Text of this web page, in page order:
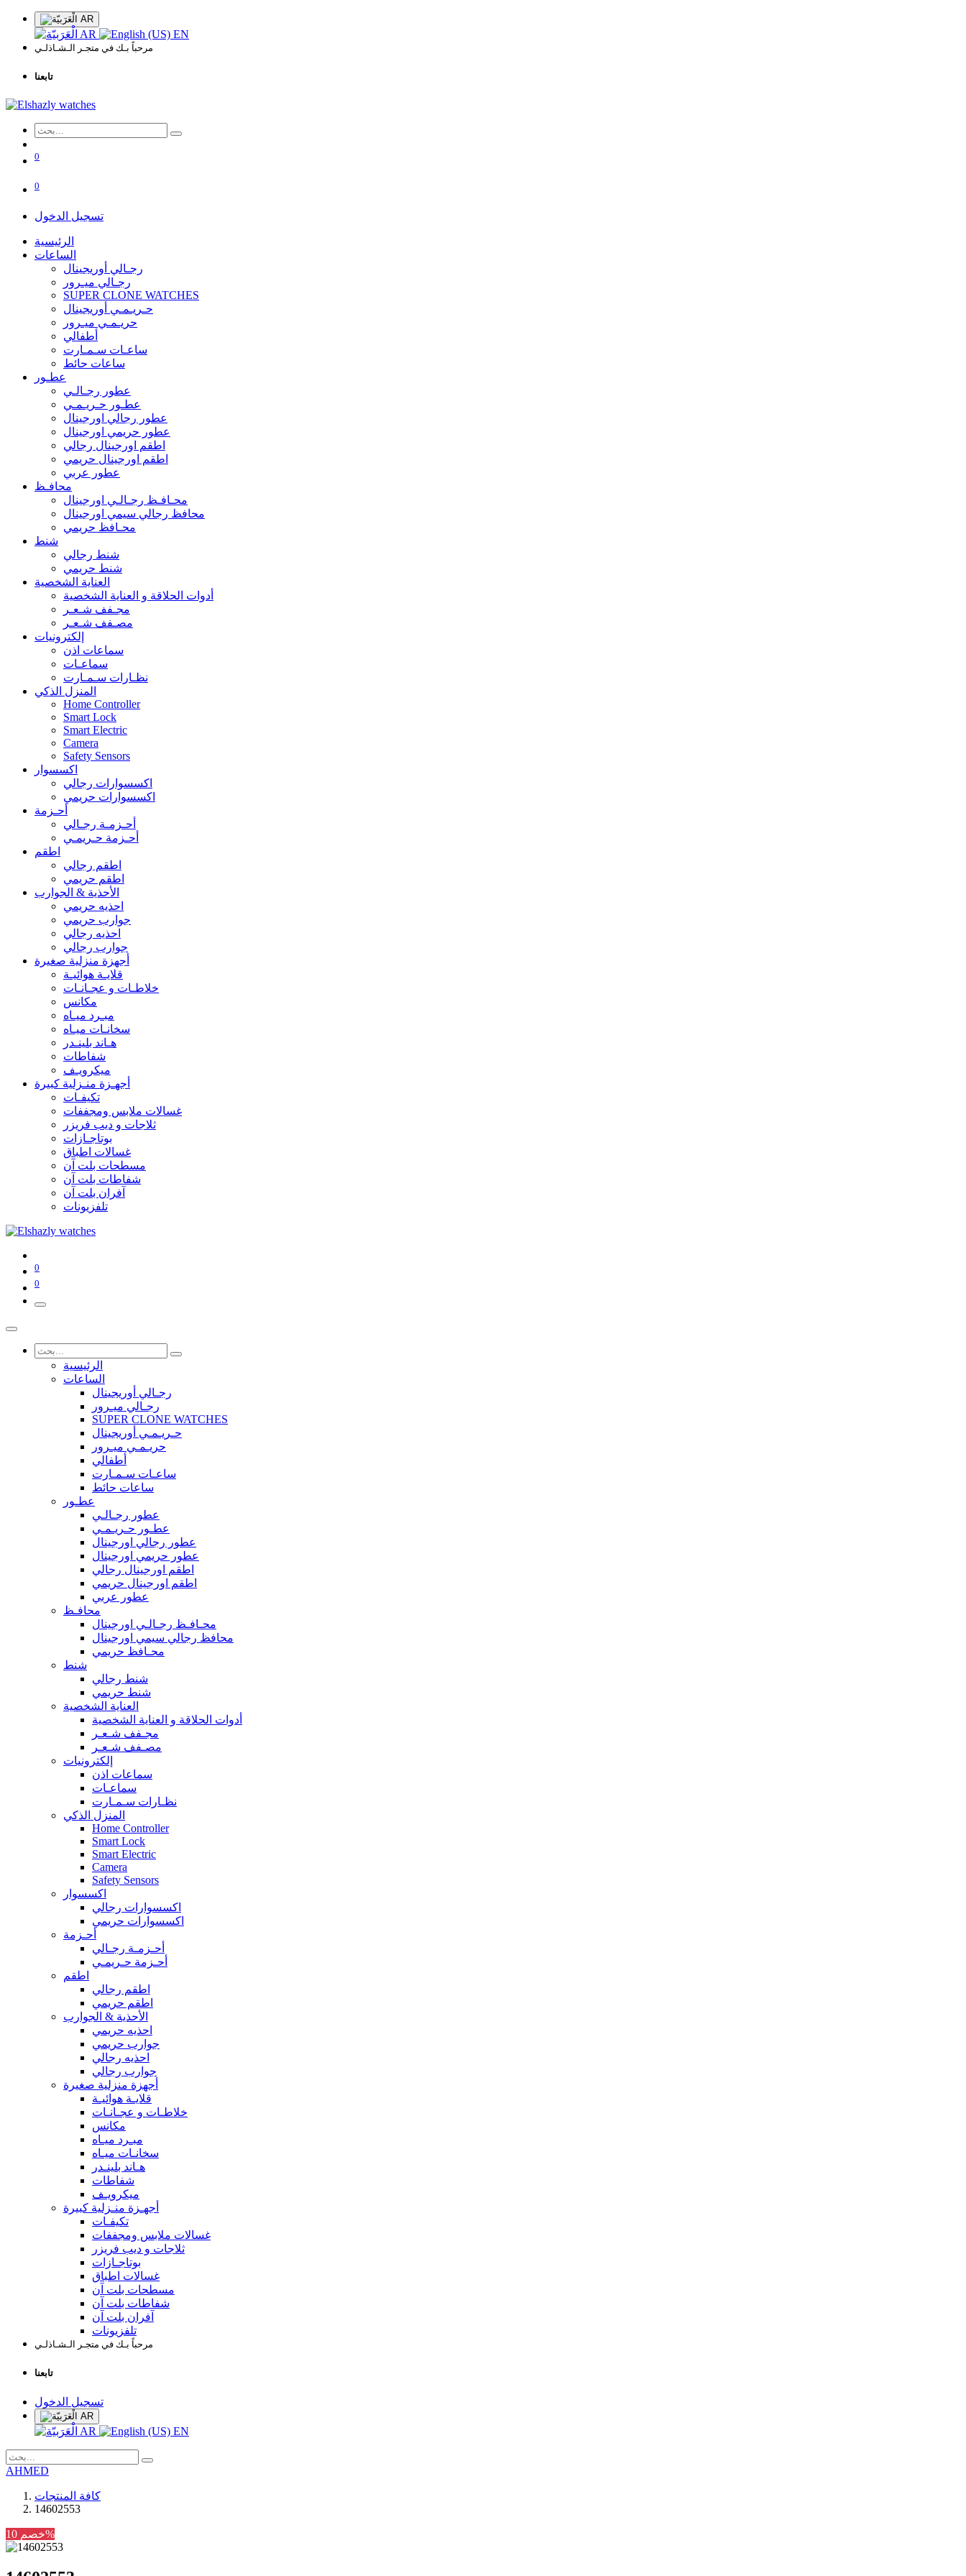
AR
AR EN
مرحباً بـك في متجـر الـشـاذلـي
تابعنا
0
0
تسجيل الدخول
الرئيسية
الساعات
رجـالي أوريجينال
رجـالي ميـرور
SUPER CLONE WATCHES
حـريـمـي أوريجينال
حريـمـي ميـرور
أطفالي
ساعـات سـمـارت
ساعات حائط
عطـور
عطور رجـالـي
عطـور حـريـمـي
عطور رجالي اورجينال
عطور حريمي اورجينال
اطقم اورجينال رجالي
اطقم اورجينال حريمي
عطور عربي
محافـظ
محـافـظ رجـالـي اورجينال
محافظ رجالي سيمي اورجينال
محـافظ حريمي
شنط
شنط رجالي
شنط حريمي
العناية الشخصية
أدوات الحلاقة و العناية الشخصية
مجـفف شـعـر
مصـفف شـعـر
إلكترونيات
سماعات اذن
سماعـات
نظـارات سـمـارت
المنزل الذكي
Home Controller
Smart Lock
Smart Electric
Camera
Safety Sensors
اكسسوار
اكسسوارات رجالي
اكسسوارات حريمي
أحـزمة
أحـزمـة رجـالي
أحـزمة حـريمـي
اطقم
اطقم رجالي
اطقم حريمي
الأحذية & الجوارب
احذيه حريمي
جوارب حريمي
احذيه رجالي
جوارب رجالي
أجهزة منزلية صغيرة
قلايـة هوائيـة
خلاطـات و عجـانـات
مكانس
مبـرد ميـاه
سخانـات ميـاه
هـاند بلينـدر
شفاطات
ميكرويـف
أجهـزة منـزلية كبيرة
تكيفـات
غسالات ملابس ومجففات
ثلاجات و ديب فريزر
بوتاجـازات
غسالات اطباق
مسطحات بلت آن
شفاطات بلت آن
آفران بلت آن
تلفزيونات
0
0
الرئيسية
الساعات
رجـالي أوريجينال
رجـالي ميـرور
SUPER CLONE WATCHES
حـريـمـي أوريجينال
حريـمـي ميـرور
أطفالي
ساعـات سـمـارت
ساعات حائط
عطـور
عطور رجـالـي
عطـور حـريـمـي
عطور رجالي اورجينال
عطور حريمي اورجينال
اطقم اورجينال رجالي
اطقم اورجينال حريمي
عطور عربي
محافـظ
محـافـظ رجـالـي اورجينال
محافظ رجالي سيمي اورجينال
محـافظ حريمي
شنط
شنط رجالي
شنط حريمي
العناية الشخصية
أدوات الحلاقة و العناية الشخصية
مجـفف شـعـر
مصـفف شـعـر
إلكترونيات
سماعات اذن
سماعـات
نظـارات سـمـارت
المنزل الذكي
Home Controller
Smart Lock
Smart Electric
Camera
Safety Sensors
اكسسوار
اكسسوارات رجالي
اكسسوارات حريمي
أحـزمة
أحـزمـة رجـالي
أحـزمة حـريمـي
اطقم
اطقم رجالي
اطقم حريمي
الأحذية & الجوارب
احذيه حريمي
جوارب حريمي
احذيه رجالي
جوارب رجالي
أجهزة منزلية صغيرة
قلايـة هوائيـة
خلاطـات و عجـانـات
مكانس
مبـرد ميـاه
سخانـات ميـاه
هـاند بلينـدر
شفاطات
ميكرويـف
أجهـزة منـزلية كبيرة
تكيفـات
غسالات ملابس ومجففات
ثلاجات و ديب فريزر
بوتاجـازات
غسالات اطباق
مسطحات بلت آن
شفاطات بلت آن
آفران بلت آن
تلفزيونات
مرحباً بـك في متجـر الـشـاذلـي
تابعنا
تسجيل الدخول
AR
AR EN
AHMED
كافة المنتجات
14602553
خصم 10%